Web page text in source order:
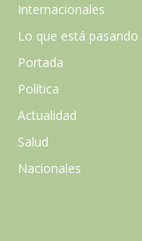
Internacionales
Lo que está pasando
Portada
Política
Actualidad
Salud
Nacionales